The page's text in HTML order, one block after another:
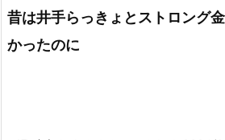
昔は井手らっきょとストロング
かったのに